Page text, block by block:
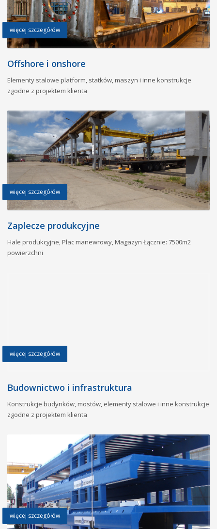
więcej szczegółów
Offshore i onshore
Elementy stalowe platform, statków, maszyn i inne konstrukcje
zgodne z projektem klienta
więcej szczegółów
Zaplecze produkcyjne
Hale produkcyjne, Plac manewrowy, Magazyn Łącznie: 7500m2
powierzchni
więcej szczegółów
Budownictwo i infrastruktura
Konstrukcje budynków, mostów, elementy stalowe i inne konstrukcje
zgodne z projektem klienta
więcej szczegółów